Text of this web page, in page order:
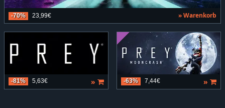
-70% 23,99€ » Warenkorb
-81% 5,63€ » -63% 7,44€ »